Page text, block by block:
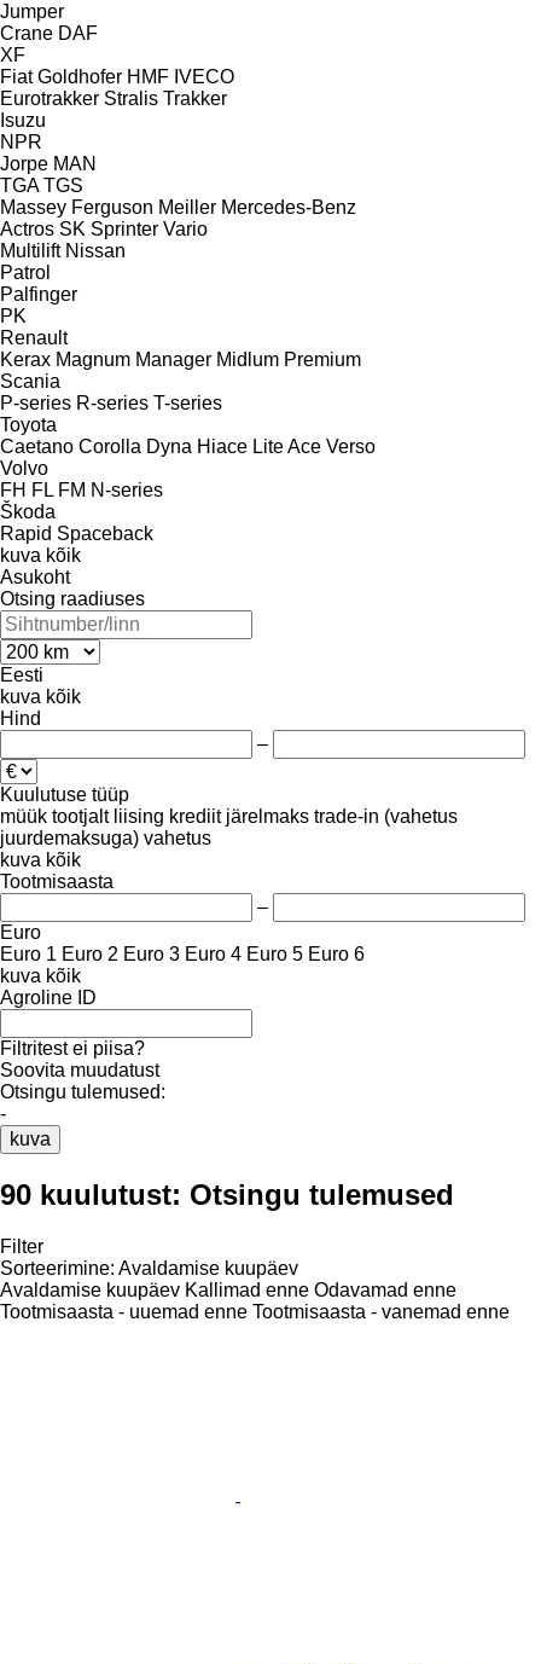
Jumper
Crane DAF
XF
Fiat Goldhofer HMF IVECO
Eurotrakker Stralis Trakker
Isuzu
NPR
Jorpe MAN
TGA TGS
Massey Ferguson Meiller Mercedes-Benz
Actros SK Sprinter Vario
Multilift Nissan
Patrol
Palfinger
PK
Renault
Kerax Magnum Manager Midlum Premium
Scania
P-series R-series T-series
Toyota
Caetano Corolla Dyna Hiace Lite Ace Verso
Volvo
FH FL FM N-series
Škoda
Rapid Spaceback
kuva kõik
Asukoht
Otsing raadiuses
Eesti
kuva kõik
Hind
–
Kuulutuse tüüp
müük tootjalt liising krediit järelmaks trade-in (vahetus
juurdemaksuga) vahetus
kuva kõik
Tootmisaasta
–
Euro
Euro 1 Euro 2 Euro 3 Euro 4 Euro 5 Euro 6
kuva kõik
Agroline ID
Filtritest ei piisa?
Soovita muudatust
Otsingu tulemused:
-
kuva
90 kuulutust: Otsingu tulemused
Filter
Sorteerimine: Avaldamise kuupäev
Avaldamise kuupäev Kallimad enne Odavamad enne
Tootmisaasta - uuemad enne Tootmisaasta - vanemad enne